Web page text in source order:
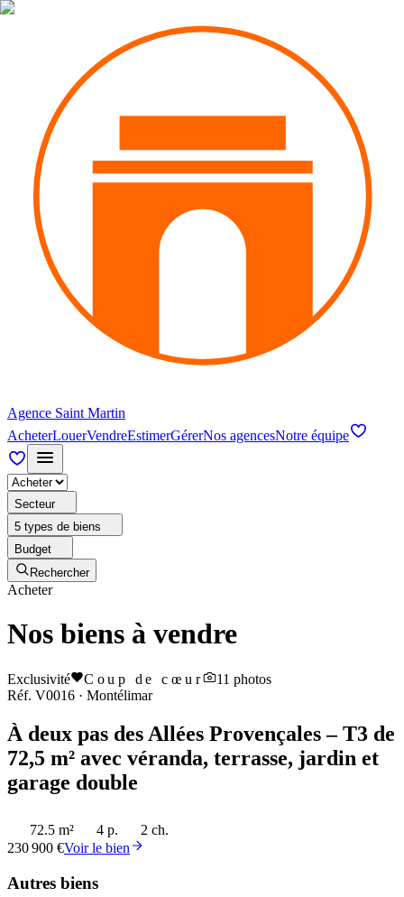
Agence Saint Martin
AcheterLouerVendreEstimerGérerNos agencesNotre équipe
Secteur
5 types de biens
Budget
Rechercher
Acheter
Nos biens à vendre
Exclusivité Coup de cœur 11 photos
Réf. V0016 · Montélimar
À deux pas des Allées Provençales – T3 de
72,5 m² avec véranda, terrasse, jardin et
garage double
72.5 m² 4 p.
2 ch.
230 900 €Voir le bien
Autres biens